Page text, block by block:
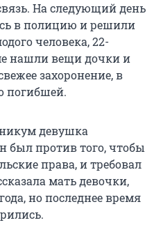
На следующий день
в полицию и решили
человека, 22-
нашли вещи дочки и
захоронение, в
погибшей.
девушка
был против того, чтобы
права, и требовал
мать девочки,
но последнее время